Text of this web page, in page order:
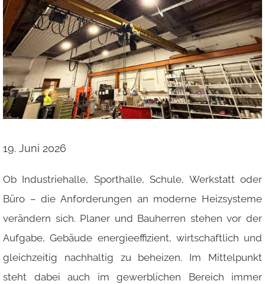
19. Juni 2026
Ob Industriehalle, Sporthalle, Schule, Werkstatt oder
Büro – die Anforderungen an moderne Heizsysteme
verändern sich. Planer und Bauherren stehen vor der
Aufgabe, Gebäude energieeffizient, wirtschaftlich und
gleichzeitig nachhaltig zu beheizen. Im Mittelpunkt
steht dabei auch im gewerblichen Bereich immer